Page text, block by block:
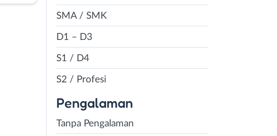
SMA / SMK
D1 – D3
S1 / D4
S2 / Profesi
Pengalaman
Tanpa Pengalaman